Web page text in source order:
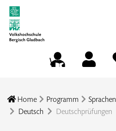
Home Programm
Sprachen
Deutsch
Deutschprüfungen